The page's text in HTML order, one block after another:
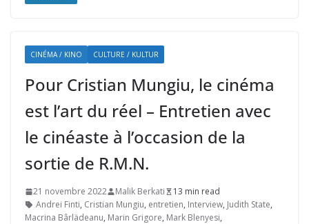
CINÉMA / KINO CULTURE / KULTUR
Pour Cristian Mungiu, le cinéma
est l’art du réel – Entretien avec
le cinéaste à l’occasion de la
sortie de R.M.N.
21 novembre 2022 Malik Berkati
13 min read
Andrei Finti, Cristian Mungiu, entretien, Interview, Judith State,
Macrina Bârlädeanu, Marin Grigore, Mark Blenyesi,